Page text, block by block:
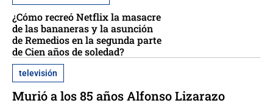
¿Cómo recreó Netflix la masacre
de las bananeras y la asunción
de Remedios en la segunda parte
de Cien años de soledad?
televisión
Murió a los 85 años Alfonso Lizarazo